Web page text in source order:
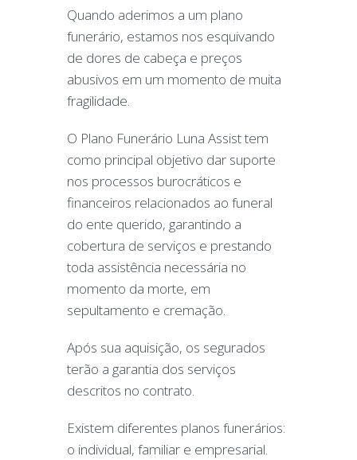
Quando aderimos a um plano
funerário, estamos nos esquivando
de dores de cabeça e preços
abusivos em um momento de muita
fragilidade.
O Plano Funerário Luna Assist tem
como principal objetivo dar suporte
nos processos burocráticos e
financeiros relacionados ao funeral
do ente querido, garantindo a
cobertura de serviços e prestando
toda assistência necessária no
momento da morte, em
sepultamento e cremação.
Após sua aquisição, os segurados
terão a garantia dos serviços
descritos no contrato.
Existem diferentes planos funerários:
o individual, familiar e empresarial.